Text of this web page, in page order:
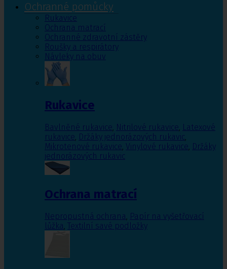
Ochranné pomůcky
Rukavice
Ochrana matrací
Ochranné zdravotní zástěry
Roušky a respirátory
Návleky na obuv
Rukavice
Bavlněné rukavice, Nitrilové rukavice, Latexové
rukavice, Držáky jednorázových rukavic,
Mikrotenové rukavice, Vinylové rukavice, Držáky
jednorázových rukavic
Ochrana matrací
Nepropustná ochrana, Papír na vyšetřovací
lůžka, Textilní savé podložky